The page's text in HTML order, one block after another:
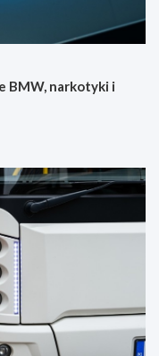
BMW, narkotyki i